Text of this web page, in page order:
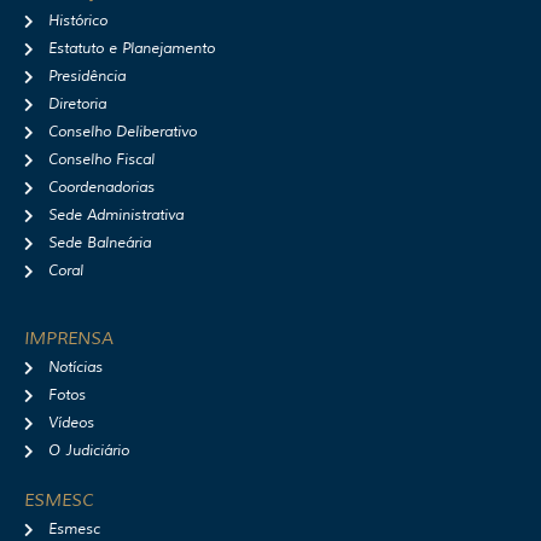
r
Histórico
Estatuto e Planejamento
Presidência
Diretoria
Conselho Deliberativo
Conselho Fiscal
Coordenadorias
Sede Administrativa
Sede Balneária
Coral
IMPRENSA
Notícias
Fotos
Vídeos
O Judiciário
ESMESC
Esmesc